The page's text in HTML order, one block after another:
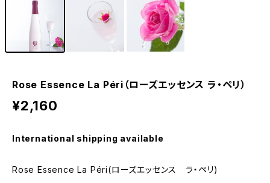
Rose Essence La Péri（ローズエッセンス ラ・ペリ）
¥2,160
International shipping available
Rose Essence La Péri(ローズエッセンス ラ・ペリ)